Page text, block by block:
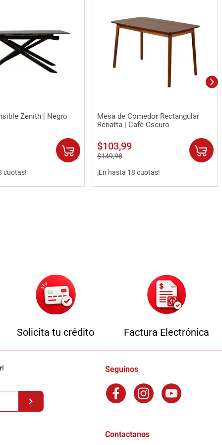
Vista rápida
Zenith | Negro
cuotas!
Vista rápida
Mesa de Comedor Rectangular
Renatta | Café Oscuro
$103,99
$149,98
¡En hasta 18 cuotas!
Solicita tu crédito Factura Electrónica
Seguinos
Contactanos